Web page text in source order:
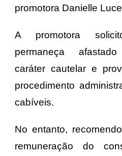
promotora Danielle
A promotora
permaneça
caráter cautelar e
procedimento
cabíveis.
No entanto,
remuneração do